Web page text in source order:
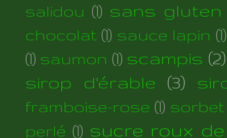
salidou (1) sans gluten
chocolat (1) sauce lapin (1)
(1) saumon (1) scampis (2)
sirop d'érable
(3)
framboise-rose (1)
perlé (1) sucre roux